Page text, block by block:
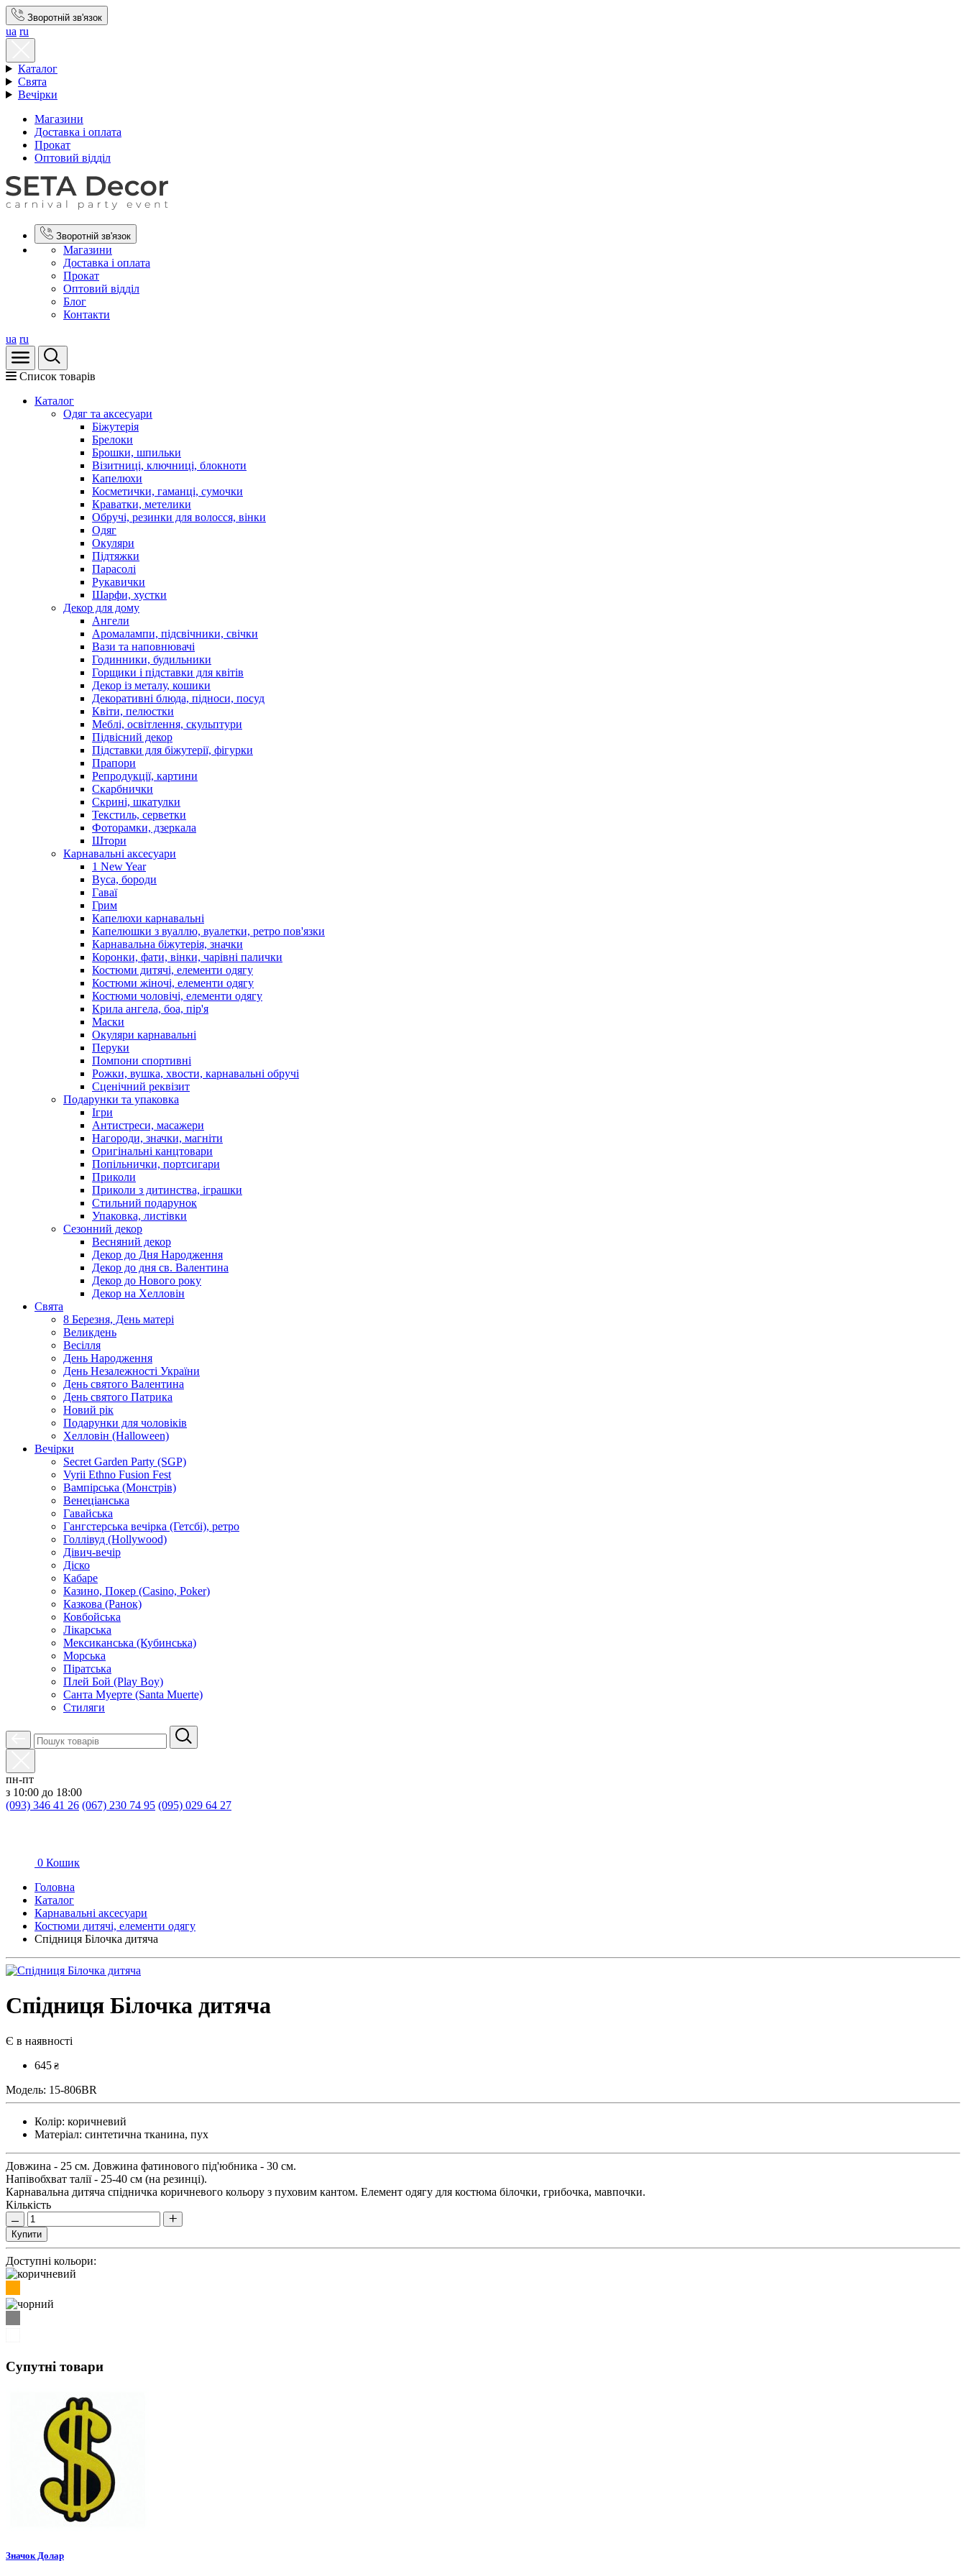
Зворотній зв'язок
ua ru
Каталог
Свята
Вечірки
Магазини
Доставка і оплата
Прокат
Оптовий відділ
Зворотній зв'язок
Магазини
Доставка і оплата
Прокат
Оптовий відділ
Блог
Контакти
ua ru
Список товарів
Каталог
Oдяг та аксесуари
Біжутерія
Брелоки
Брошки, шпильки
Візитниці, ключниці, блокноти
Капелюхи
Косметички, гаманці, сумочки
Краватки, метелики
Обручі, резинки для волосся, вінки
Одяг
Окуляри
Підтяжки
Парасолі
Рукавички
Шарфи, хустки
Декор для дому
Ангели
Аромалампи, підсвічники, свічки
Вази та наповнювачі
Годинники, будильники
Горщики і підставки для квітів
Декор із металу, кошики
Декоративні блюда, підноси, посуд
Квіти, пелюстки
Меблі, освітлення, скульптури
Підвісний декор
Підставки для біжутерії, фігурки
Прапори
Репродукції, картини
Скарбнички
Скрині, шкатулки
Текстиль, серветки
Фоторамки, дзеркала
Штори
Карнавальні аксесуари
1 New Year
Вуса, бороди
Гаваї
Грим
Капелюхи карнавальні
Капелюшки з вуаллю, вуалетки, ретро пов'язки
Карнавальна біжутерія, значки
Коронки, фати, вінки, чарівні палички
Костюми дитячі, елементи одягу
Костюми жіночі, елементи одягу
Костюми чоловічі, елементи одягу
Крила ангела, боа, пір'я
Маски
Окуляри карнавальні
Перуки
Помпони спортивні
Рожки, вушка, хвости, карнавальні обручі
Сценічний реквізит
Подарунки та упаковка
Ігри
Антистреси, масажери
Нагороди, значки, магніти
Оригінальні канцтовари
Попільнички, портсигари
Приколи
Приколи з дитинства, іграшки
Стильний подарунок
Упаковка, листівки
Сезонний декор
Весняний декор
Декор до Дня Народження
Декор до дня св. Валентина
Декор до Нового року
Декор на Хелловін
Свята
8 Березня, День матері
Великдень
Весілля
День Народження
День Незалежності України
День святого Валентина
День святого Патрика
Новий рік
Подарунки для чоловіків
Хелловін (Halloween)
Вечірки
Secret Garden Party (SGP)
Vyrii Ethno Fusion Fest
Вампірська (Монстрів)
Венеціанська
Гавайська
Гангстерська вечірка (Гетсбі), ретро
Голлівуд (Hollywood)
Дівич-вечір
Діско
Кабаре
Казино, Покер (Casino, Poker)
Казкова (Ранок)
Ковбойська
Лікарська
Мексиканська (Кубинська)
Морська
Піратська
Плей Бой (Play Boy)
Санта Муерте (Santa Muerte)
Стиляги
пн-пт
з 10:00 до 18:00
(093) 346 41 26 (067) 230 74 95 (095) 029 64 27
0 Кошик
Головна
Каталог
Карнавальні аксесуари
Костюми дитячі, елементи одягу
Спідниця Білочка дитяча
Спідниця Білочка дитяча
Є в наявності
645 ₴
Модель: 15-806BR
Колір: коричневий
Матеріал: синтетична тканина, пух
Довжина - 25 см. Довжина фатинового під'юбника - 30 см.
Напівобхват талії - 25-40 см (на резинці).
Карнавальна дитяча спідничка коричневого кольору з пуховим кантом. Елемент одягу для костюма білочки, грибочка, мавпочки.
Кількість
Купити
Доступні кольори:
Супутні товари
Значок Долар